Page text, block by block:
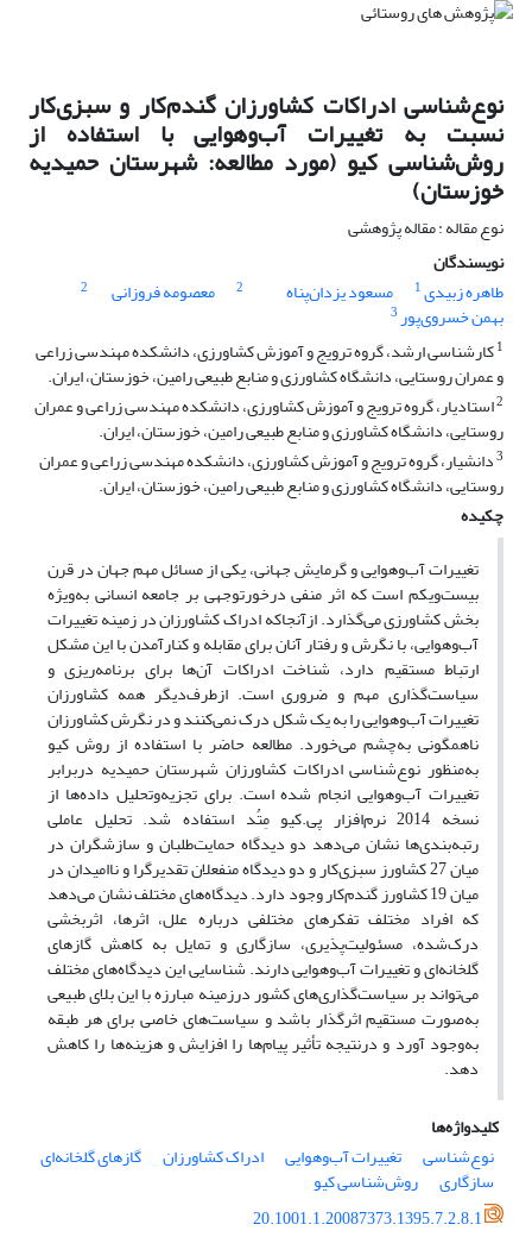
نوع‌شناسی ادراکات کشاورزان گندم‌کار و سبزی‌کار
نسبت به تغییرات آب‌وهوایی با استفاده از
روش‌شناسی کیو (مورد مطالعه: شهرستان حمیدیه
خوزستان)
نوع مقاله : مقاله پژوهشی
نویسندگان
طاهره زبیدی1 مسعود یزدان‌پناه 2 معصومه فروزانی 2
بهمن خسروی­‌پور3
1کارشناسی ارشد، گروه ترویج و آموزش کشاورزی، دانشکده مهندسی زراعی
و عمران روستایی، دانشگاه کشاورزی و منابع طبیعی رامین، خوزستان، ایران.
2استادیار، گروه ترویج و آموزش کشاورزی، دانشکده مهندسی زراعی و عمران
روستایی، دانشگاه کشاورزی و منابع طبیعی رامین، خوزستان، ایران.
3دانشیار، گروه ترویج و آموزش کشاورزی، دانشکده مهندسی زراعی و عمران
روستایی، دانشگاه کشاورزی و منابع طبیعی رامین، خوزستان، ایران.
چکیده
تغییرات آب‌وهوایی و گرمایش جهانی، یکی از مسائل مهم جهان در قرن
بیست‌ویکم است که اثر منفی درخورتوجهی بر جامعه انسانی به‌ویژه
بخش کشاورزی می‌گذارد. ازآنجاکه ادراک کشاورزان در زمینه تغییرات
آب‌وهوایی، با نگرش و رفتار آنان برای مقابله و کنارآمدن با این مشکل
ارتباط مستقیم دارد، شناخت ادراکات آن‌ها برای برنامه‌ریزی و
سیاست‌گذاری مهم و ضروری است. ازطرف‌دیگر همه کشاورزان
تغییرات آب‌وهوایی را به یک شکل درک نمی‌کنند و در نگرش کشاورزان
ناهمگونی به‌چشم می‌خورد. مطالعه حاضر با استفاده از روش کیو
به‌منظور نوع‌شناسی ادراکات کشاورزان شهرستان حمیدیه دربرابر
تغییرات آب‌وهوایی انجام شده است. برای تجزیه‌وتحلیل داده‌ها از
نسخه 2014 نرم‌افزار پی.کیو مِتُد استفاده شد. تحلیل عاملی
رتبه‌بندی‌ها نشان می‌دهد دو دیدگاه حمایت‌طلبان و سازشگران در
میان 27 کشاورز سبزی‌کار و دو دیدگاه منفعلان تقدیرگرا و ناامیدان در
میان 19 کشاورز گندم‌کار وجود دارد. دیدگاه‌های مختلف نشان می‌دهد
که افراد مختلف تفکرهای مختلفی درباره علل، اثرها، اثربخشی
درک‌شده، مسئولیت‌پذیری، سازگاری و تمایل به کاهش گازهای
گلخانه‌ای و تغییرات آب‌وهوایی دارند. شناسایی این دیدگاه‌های مختلف
می‌تواند بر سیاست‌گذاری‌های کشور درزمینه مبارزه با این بلای طبیعی
به‌صورت مستقیم اثرگذار باشد و سیاست‌های خاصی برای هر طبقه
به‌وجود آورد و درنتیجه تأثیر پیام‌ها را افزایش و هزینه‌ها را کاهش
دهد.
کلیدواژه‌ها
نوع‌شناسی
تغییرات آب‌وهوایی ادراک کشاورزان گازهای گلخانه‌ای
سازگاری
روش‌شناسی کیو
20.1001.1.20087373.1395.7.2.8.1